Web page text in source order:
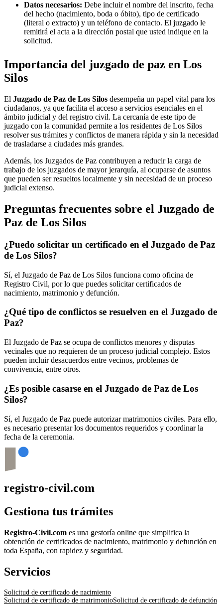
Datos necesarios: Debe incluir el nombre del inscrito, fecha
del hecho (nacimiento, boda o óbito), tipo de certificado
(literal o extracto) y un teléfono de contacto. El juzgado le
remitirá el acta a la dirección postal que usted indique en la
solicitud.
Importancia del juzgado de paz en Los
Silos
El Juzgado de Paz de Los Silos desempeña un papel vital para los
ciudadanos, ya que facilita el acceso a servicios esenciales en el
ámbito judicial y del registro civil. La cercanía de este tipo de
juzgado con la comunidad permite a los residentes de Los Silos
resolver sus trámites y conflictos de manera rápida y sin la necesidad
de trasladarse a ciudades más grandes.
Además, los Juzgados de Paz contribuyen a reducir la carga de
trabajo de los juzgados de mayor jerarquía, al ocuparse de asuntos
que pueden ser resueltos localmente y sin necesidad de un proceso
judicial extenso.
Preguntas frecuentes sobre el Juzgado de
Paz de Los Silos
¿Puedo solicitar un certificado en el Juzgado de Paz
de Los Silos?
Sí, el Juzgado de Paz de Los Silos funciona como oficina de
Registro Civil, por lo que puedes solicitar certificados de
nacimiento, matrimonio y defunción.
¿Qué tipo de conflictos se resuelven en el Juzgado de
Paz?
El Juzgado de Paz se ocupa de conflictos menores y disputas
vecinales que no requieren de un proceso judicial complejo. Estos
pueden incluir desacuerdos entre vecinos, problemas de
convivencia, entre otros.
¿Es posible casarse en el Juzgado de Paz de Los
Silos?
Sí, el Juzgado de Paz puede autorizar matrimonios civiles. Para ello,
es necesario presentar los documentos requeridos y coordinar la
fecha de la ceremonia.
registro-civil.com
Gestiona tus trámites
Registro-Civil.com es una gestoría online que simplifica la
obtención de certificados de nacimiento, matrimonio y defunción en
toda España, con rapidez y seguridad.
Servicios
Solicitud de certificado de nacimiento
Solicitud de certificado de matrimonioSolicitud de certificado de defunción